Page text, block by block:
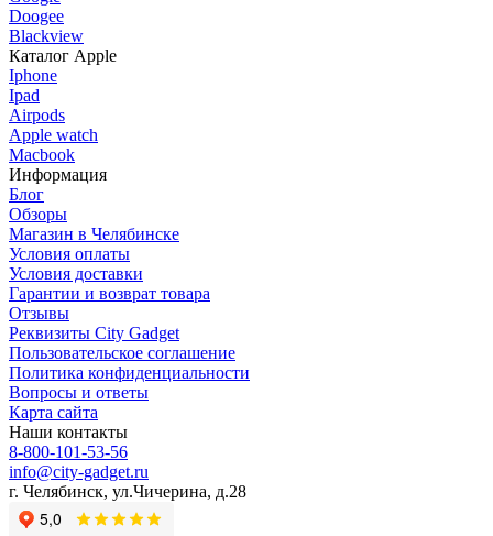
Doogee
Blackview
Каталог Apple
Iphone
Ipad
Airpods
Apple watch
Macbook
Информация
Блог
Обзоры
Магазин в Челябинске
Условия оплаты
Условия доставки
Гарантии и возврат товара
Отзывы
Реквизиты City Gadget
Пользовательское соглашение
Политика конфиденциальности
Вопросы и ответы
Карта сайта
Наши контакты
8-800-101-53-56
info@city-gadget.ru
г. Челябинск, ул.Чичерина, д.28